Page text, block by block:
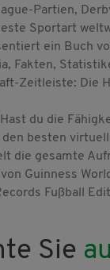
Partien,
Sportart
ein Buch
Fakten,
Zeitleiste: Die
du die
besten
die gesamte
Guinness
Fußball
Sie